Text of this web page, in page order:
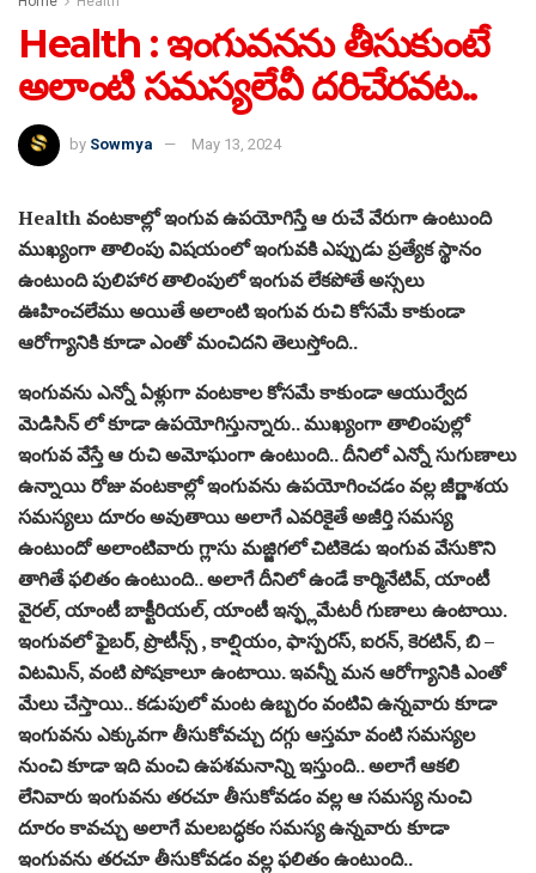
Health : ఇంగువనను తీసుకుంటే
అలాంటి సమస్యలేవీ దరిచేరవట..
by Sowmya May 13, 2024
Health వంటకాల్లో ఇంగువ ఉపయోగిస్తే ఆ రుచే వేరుగా ఉంటుంది
ముఖ్యంగా తాలింపు విషయంలో ఇంగువకి ఎప్పుడు ప్రత్యేక స్థానం
ఉంటుంది పులిహార తాలింపులో ఇంగువ లేకపోతే అస్సలు
ఊహించలేము అయితే అలాంటి ఇంగువ రుచి కోసమే కాకుండా
ఆరోగ్యానికి కూడా ఎంతో మంచిదని తెలుస్తోంది..
ఇంగువను ఎన్నో ఏళ్లుగా వంటకాల కోసమే కాకుండా ఆయుర్వేద
మెడిసిన్ లో కూడా ఉపయోగిస్తున్నారు.. ముఖ్యంగా తాలింపుల్లో
ఇంగువ వేస్తే ఆ రుచి అమోఘంగా ఉంటుంది.. దీనిలో ఎన్నో సుగుణాలు
ఉన్నాయి రోజు వంటకాల్లో ఇంగువను ఉపయోగించడం వల్ల జీర్ణాశయ
సమస్యలు దూరం అవుతాయి అలాగే ఎవరికైతే అజీర్తి సమస్య
ఉంటుందో అలాంటివారు గ్లాసు మజ్జిగలో చిటికెడు ఇంగువ వేసుకొని
తాగితే ఫలితం ఉంటుంది.. అలాగే దీనిలో ఉండే కార్మినేటివ్, యాంటీ
వైరల్, యాంటీ బాక్టీరియల్, యాంటీ ఇన్ఫ్లమేటరీ గుణాలు ఉంటాయి.
ఇంగువలో ఫైబర్‌, ప్రొటీన్స్ , కాల్షియం, ఫాస్పరస్, ఐరన్‌, కెరటిన్, బి –
విటమిన్, వంటి పోషకాలూ ఉంటాయి. ఇవన్నీ మన ఆరోగ్యానికి ఎంతో
మేలు చేస్తాయి.. కడుపులో మంట ఉబ్బరం వంటివి ఉన్నవారు కూడా
ఇంగువను ఎక్కువగా తీసుకోవచ్చు దగ్గు ఆస్తమా వంటి సమస్యల
నుంచి కూడా ఇది మంచి ఉపశమనాన్ని ఇస్తుంది.. అలాగే ఆకలి
లేనివారు ఇంగువను తరచూ తీసుకోవడం వల్ల ఆ సమస్య నుంచి
దూరం కావచ్చు అలాగే మలబద్ధకం సమస్య ఉన్నవారు కూడా
ఇంగువను తరచూ తీసుకోవడం వల్ల ఫలితం ఉంటుంది..